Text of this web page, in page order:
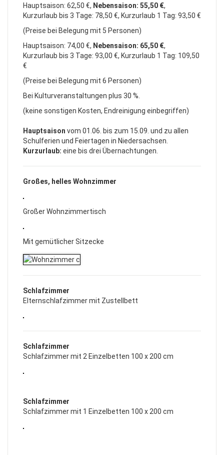
Hauptsaison: 62,50 €, Nebensaison: 55,50 €,
Kurzurlaub bis 3 Tage: 78,50 €, Kurzurlaub 1 Tag: 93,50 €
(Preise bei Belegung mit 5 Personen)
Hauptsaison: 74,00 €, Nebensaison: 65,50 €,
Kurzurlaub bis 3 Tage: 93,00 €, Kurzurlaub 1 Tag: 109,50
€
(Preise bei Belegung mit 6 Personen)
Bei Kulturveranstaltungen plus 30 %.
(keine sonstigen Kosten, Endreinigung einbegriffen)
Hauptsaison vom 01.06. bis zum 15.09. und zu allen
Schulferien und Feiertagen in Niedersachsen.
Kurzurlaub: eine bis drei Übernachtungen.
Großes, helles Wohnzimmer
Großer Wohnzimmertisch
Mit gemütlicher Sitzecke
Schlafzimmer
Elternschlafzimmer mit Zustellbett
Schlafzimmer
Schlafzimmer mit 2 Einzelbetten 100 x 200 cm
Schlafzimmer
Schlafzimmer mit 1 Einzelbetten 100 x 200 cm